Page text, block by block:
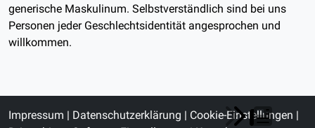
generische Maskulinum. Selbstverständlich sind bei uns
Personen jeder Geschlechtsidentität angesprochen und
willkommen.
Impressum | Datenschutzerklärung | Cookie-Einstellungen |